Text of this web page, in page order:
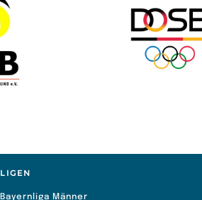
LIGEN
Bayernliga Männer